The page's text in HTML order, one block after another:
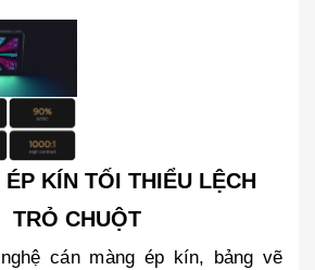
ÉP KÍN TỐI THIỂU LỆCH
TRỎ CHUỘT
cán màng ép kín, bảng vẽ